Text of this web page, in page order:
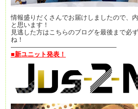
情報盛りだくさんでお届けしましたので、
と思います！
見逃した方はこちらのブログを最後まで必
ね！
————————————————–
■新ユニット発表！